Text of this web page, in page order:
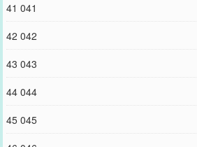
41 041
42 042
43 043
44 044
45 045